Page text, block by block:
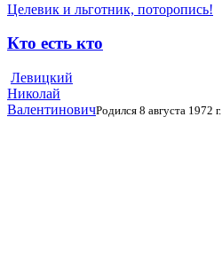
Целевик и льготник, поторопись!
Кто есть кто
Левицкий
Николай
ВалентиновичРодился 8 августа 1972 г.